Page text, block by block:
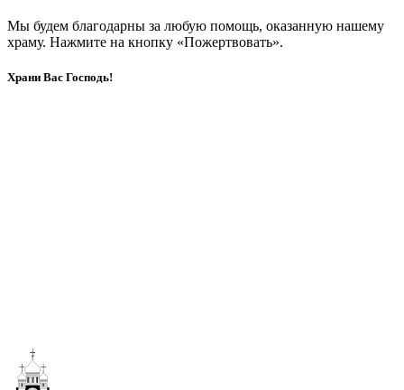
Мы будем благодарны за любую помощь, оказанную нашему
храму. Нажмите на кнопку «Пожертвовать».
Храни Вас Господь!